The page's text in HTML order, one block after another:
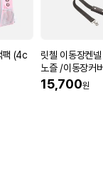
팩 (4c
릿첼 이동장켄
노즐 /이동장커
15,700원